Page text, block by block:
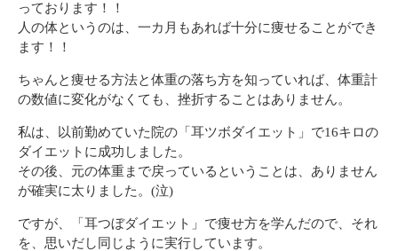
っております！！
人の体というのは、一カ月もあれば十分に痩せることができ
ます！！
ちゃんと痩せる方法と体重の落ち方を知っていれば、体重計
の数値に変化がなくても、挫折することはありません。
私は、以前勤めていた院の「耳ツボダイエット」で16キロの
ダイエットに成功しました。
その後、元の体重まで戻っているということは、ありません
が確実に太りました。(泣)
ですが、「耳つぼダイエット」で痩せ方を学んだので、それ
を、思いだし同じように実行しています。